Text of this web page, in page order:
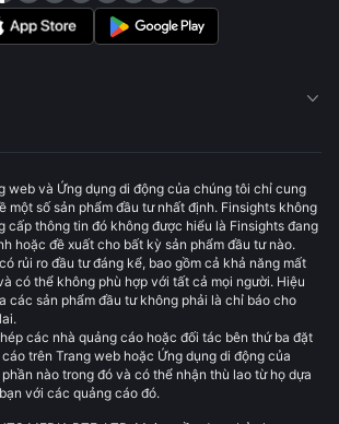

web và Ứng dụng di động của chúng tôi chỉ cung
một số sản phẩm đầu tư nhất định. Finsights không
cấp thông tin đó không được hiểu là Finsights đang
hoặc đề xuất cho bất kỳ sản phẩm đầu tư nào.
rủi ro đầu tư đáng kể, bao gồm cả khả năng mất
có thể không phù hợp với tất cả mọi người. Hiệu
các sản phẩm đầu tư không phải là chỉ báo cho
các nhà quảng cáo hoặc đối tác bên thứ ba đặt
trên Trang web hoặc Ứng dụng di động của
nào trong đó và có thể nhận thù lao từ họ dựa
với các quảng cáo đó.